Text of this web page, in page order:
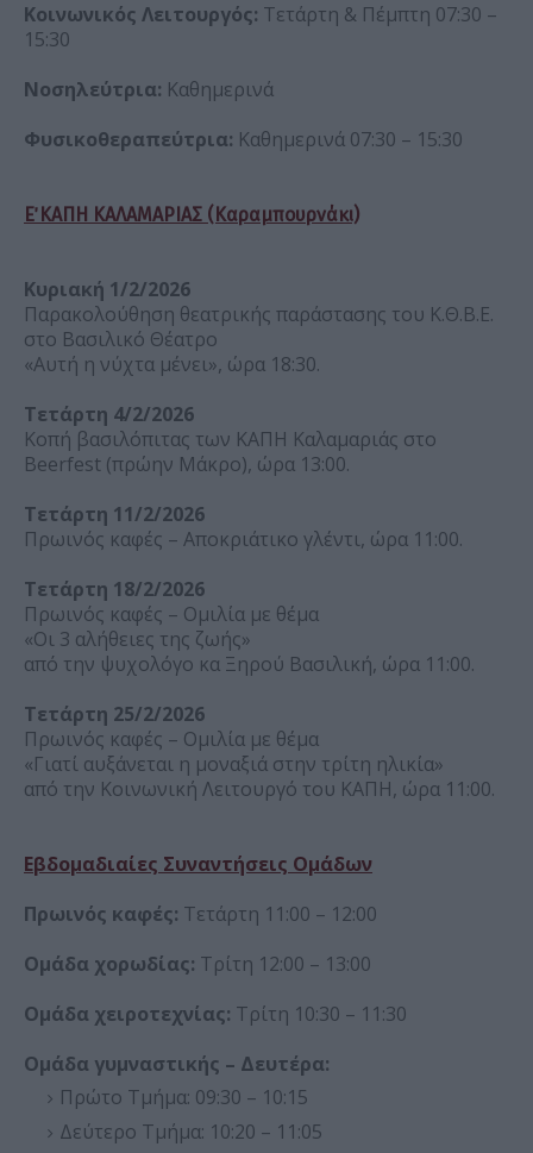
Κοινωνικός Λειτουργός: Τετάρτη & Πέμπτη 07:30 –
15:30
Νοσηλεύτρια: Καθημερινά
Φυσικοθεραπεύτρια: Καθημερινά 07:30 – 15:30
Ε΄ ΚΑΠΗ ΚΑΛΑΜΑΡΙΑΣ (Καραμπουρνάκι)
Κυριακή 1/2/2026
Παρακολούθηση θεατρικής παράστασης του Κ.Θ.Β.Ε.
στο Βασιλικό Θέατρο
«Αυτή η νύχτα μένει», ώρα 18:30.
Τετάρτη 4/2/2026
Κοπή βασιλόπιτας των ΚΑΠΗ Καλαμαριάς στο
Beerfest (πρώην Μάκρο), ώρα 13:00.
Τετάρτη 11/2/2026
Πρωινός καφές – Αποκριάτικο γλέντι, ώρα 11:00.
Τετάρτη 18/2/2026
Πρωινός καφές – Ομιλία με θέμα
«Οι 3 αλήθειες της ζωής»
από την ψυχολόγο κα Ξηρού Βασιλική, ώρα 11:00.
Τετάρτη 25/2/2026
Πρωινός καφές – Ομιλία με θέμα
«Γιατί αυξάνεται η μοναξιά στην τρίτη ηλικία»
από την Κοινωνική Λειτουργό του ΚΑΠΗ, ώρα 11:00.
Εβδομαδιαίες Συναντήσεις Ομάδων
Πρωινός καφές: Τετάρτη 11:00 – 12:00
Ομάδα χορωδίας: Τρίτη 12:00 – 13:00
Ομάδα χειροτεχνίας: Τρίτη 10:30 – 11:30
Ομάδα γυμναστικής – Δευτέρα:
Πρώτο Τμήμα: 09:30 – 10:15
Δεύτερο Τμήμα: 10:20 – 11:05